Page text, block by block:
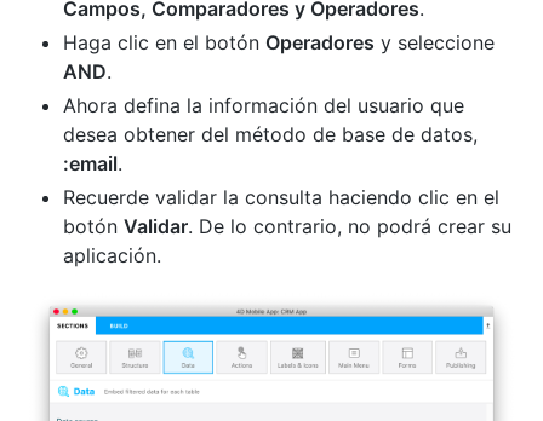
Campos, Comparadores y Operadores.
Haga clic en el botón Operadores y seleccione
AND.
Ahora defina la información del usuario que
desea obtener del método de base de datos,
:email.
Recuerde validar la consulta haciendo clic en el
botón Validar. De lo contrario, no podrá crear su
aplicación.